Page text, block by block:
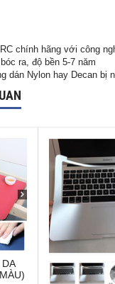
chính hãng với công
ra, độ bền 5-7 năm
dán Nylon hay Decan